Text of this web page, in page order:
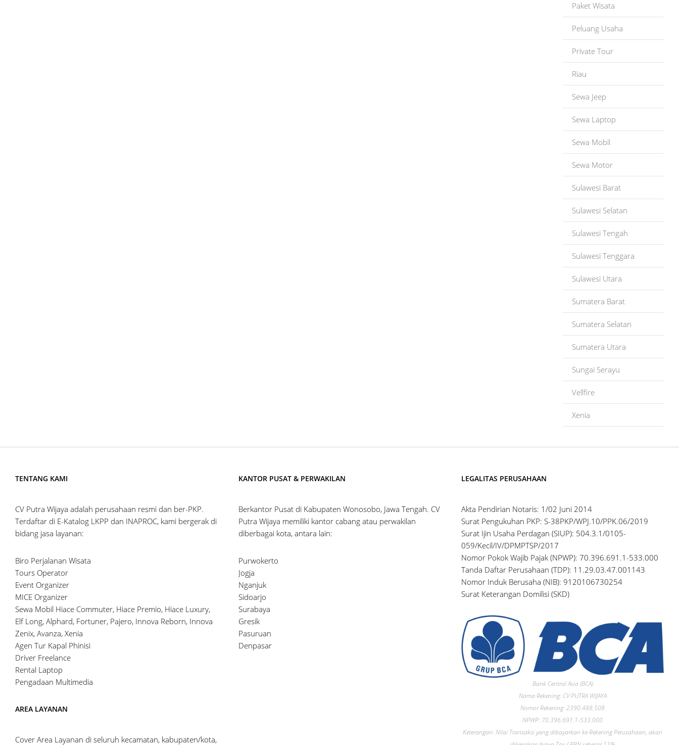
Paket Wisata
Peluang Usaha
Private Tour
Riau
Sewa Jeep
Sewa Laptop
Sewa Mobil
Sewa Motor
Sulawesi Barat
Sulawesi Selatan
Sulawesi Tengah
Sulawesi Tenggara
Sulawesi Utara
Sumatera Barat
Sumatera Selatan
Sumatera Utara
Sungai Serayu
Vellfire
Xenia
TENTANG KAMI
CV Putra Wijaya adalah perusahaan resmi dan ber-PKP.
Terdaftar di E-Katalog LKPP dan INAPROC, kami bergerak di
bidang jasa layanan:
Biro Perjalanan Wisata
Tours Operator
Event Organizer
MICE Organizer
Sewa Mobil Hiace Commuter, Hiace Premio, Hiace Luxury,
Elf Long, Alphard, Fortuner, Pajero, Innova Reborn, Innova
Zenix, Avanza, Xenia
Agen Tur Kapal Phinisi
Driver Freelance
Rental Laptop
Pengadaan Multimedia
AREA LAYANAN
Cover Area Layanan di seluruh kecamatan, kabupaten/kota,
KANTOR PUSAT & PERWAKILAN
Berkantor Pusat di Kabupaten Wonosobo, Jawa Tengah. CV
Putra Wijaya memiliki kantor cabang atau perwakilan
diberbagai kota, antara lain:
Purwokerto
Jogja
Nganjuk
Sidoarjo
Surabaya
Gresik
Pasuruan
Denpasar
LEGALITAS PERUSAHAAN
Akta Pendirian Notaris: 1/02 Juni 2014
Surat Pengukuhan PKP: S-38PKP/WPJ.10/PPK.06/2019
Surat Ijin Usaha Perdagan (SIUP): 504.3.1/0105-
059/Kecil/IV/DPMPTSP/2017
Nomor Pokok Wajib Pajak (NPWP): 70.396.691.1-533.000
Tanda Daftar Perusahaan (TDP): 11.29.03.47.001143
Nomor Induk Berusaha (NIB): 9120106730254
Surat Keterangan Domilisi (SKD)
Bank Central Asia (BCA)
Nama Rekening: CV PUTRA WIJAYA
Nomor Rekening: 2390.488.508
NPWP: 70.396.691.1-533.000
Keterangan: Nilai Transaksi yang dibayarkan ke Rekening Perusahaan, akan